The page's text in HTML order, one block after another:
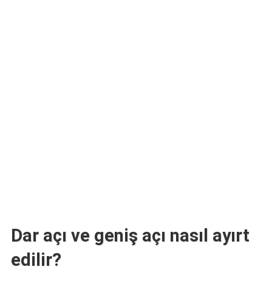
Dar açı ve geniş açı nasıl ayırt
edilir?